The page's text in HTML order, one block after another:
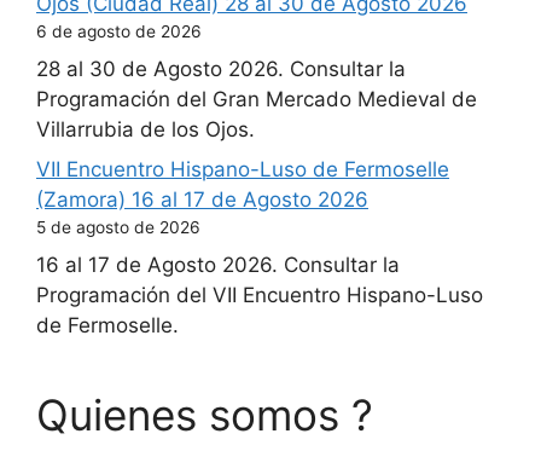
6 de agosto de 2026
28 al 30 de Agosto 2026. Consultar la
Programación del Gran Mercado Medieval de
Villarrubia de los Ojos.
VII Encuentro Hispano-Luso de Fermoselle
(Zamora) 16 al 17 de Agosto 2026
5 de agosto de 2026
16 al 17 de Agosto 2026. Consultar la
Programación del VII Encuentro Hispano-Luso
de Fermoselle.
Quienes somos ?